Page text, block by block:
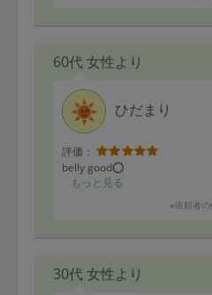
60代 女性より
ひだまり
評価：
belly good⭕️
もっと見る
※依頼者の
30代 女性より